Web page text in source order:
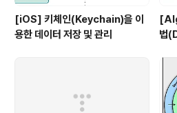
[iOS] 키체인(Keychain)을 이
용한 데이터 저장 및 관리
법